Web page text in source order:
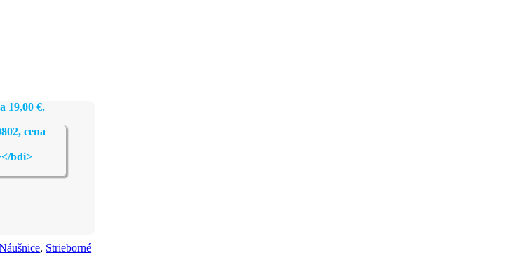
19,00€.
, Strieborné